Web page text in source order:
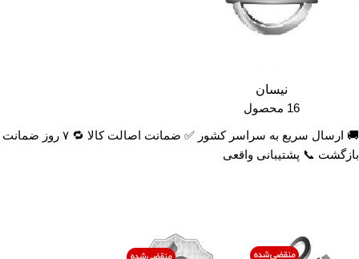
نیسان
16 محصول
🚚 ارسال سریع به سراسر کشور ✅ ضمانت اصالت کالا 🔁 ۷ روز ضمانت
بازگشت 📞 پشتیبانی واقعی